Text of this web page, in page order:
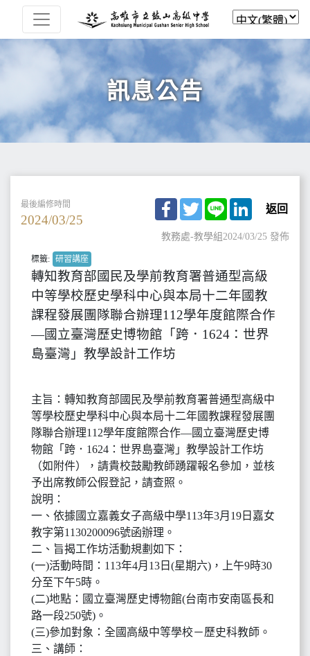
訊息公告
最後編修時間
2024/03/25
Facebook
TwitterLine LinkedIn
返回
教務處-教學組2024/03/25 發佈
標籤: 研習講座
轉知教育部國民及學前教育署普通型高級
中等學校歷史學科中心與本局十二年國教
課程發展團隊聯合辦理112學年度館際合作
—國立臺灣歷史博物館「跨．1624：世界
島臺灣」教學設計工作坊
主旨：轉知教育部國民及學前教育署普通型高級中
等學校歷史學科中心與本局十二年國教課程發展團
隊聯合辦理112學年度館際合作—國立臺灣歷史博
物館「跨．1624：世界島臺灣」教學設計工作坊
（如附件），請貴校鼓勵教師踴躍報名參加，並核
予出席教師公假登記，請查照。
說明：
一、依據國立嘉義女子高級中學113年3月19日嘉女
教字第1130200096號函辦理。
二、旨揭工作坊活動規劃如下：
(一)活動時間：113年4月13日(星期六)，上午9時30
分至下午5時。
(二)地點：國立臺灣歷史博物館(台南市安南區長和
路一段250號)。
(三)參加對象：全國高級中等學校－歷史科教師。
三、講師：